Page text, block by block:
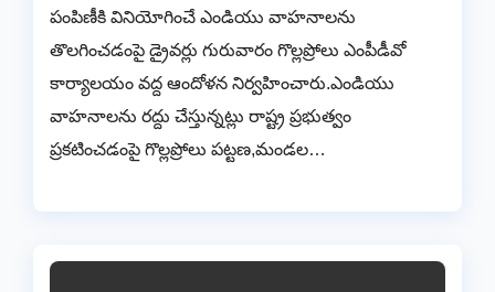
పంపిణీకి వినియోగించే ఎండియు వాహనాలను
తొలగించడంపై డ్రైవర్లు గురువారం గొల్లప్రోలు ఎంపీడీవో
కార్యాలయం వద్ద ఆందోళన నిర్వహించారు.ఎండియు
వాహనాలను రద్దు చేస్తున్నట్లు రాష్ట్ర ప్రభుత్వం
ప్రకటించడంపై గొల్లప్రోలు పట్టణ,మండల…